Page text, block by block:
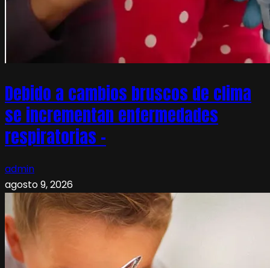
Debido a cambios bruscos de clima
se incrementan enfermedades
respiratorias –
admin
agosto 9, 2026